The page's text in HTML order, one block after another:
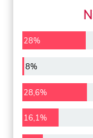
28%
8%
28,6%
16,1%